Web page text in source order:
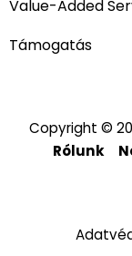
Value-Added
Támogatás
Copyright ©
Rólunk